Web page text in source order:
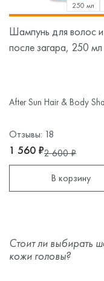
250 мл
Шампунь для волос
после загара, 250 мл
After Sun Hair & Body
Отзывы: 18
1 560 ₽2 600 ₽
В корзину
Стоит ли выбирать
кожи головы?